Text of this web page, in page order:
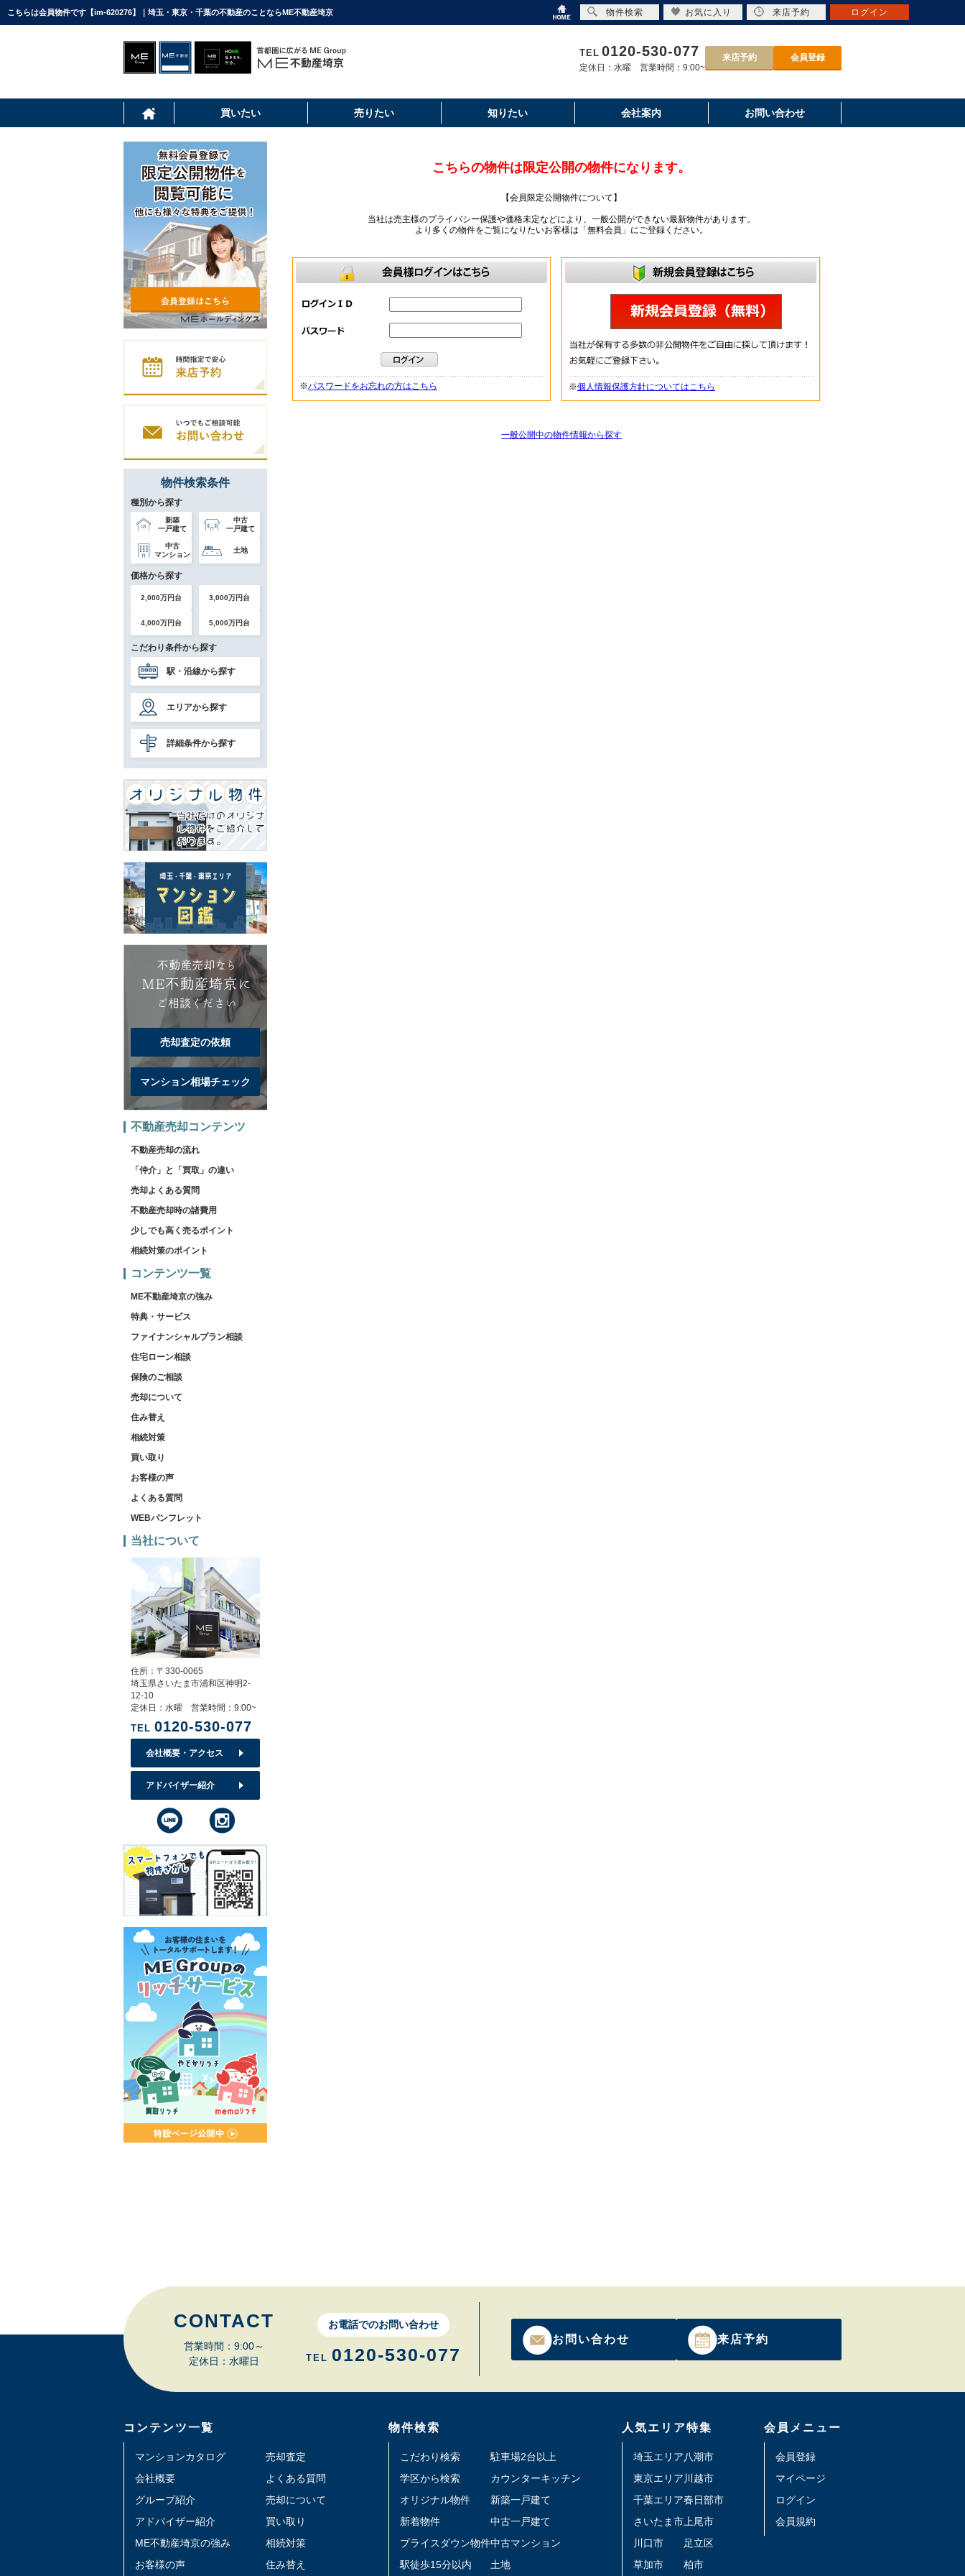
こちらは会員物件です【im-620276】｜埼玉・東京・千葉の不動産のことならME不動産埼京
TEL 0120-530-077
定休日：水曜 営業時間：9:00~
来店予約 会員登録
買いたい 売りたい 知りたい 会社案内 お問い合わせ
こちらの物件は限定公開の物件になります。
【会員限定公開物件について】
当社は売主様のプライバシー保護や価格未定などにより、一般公開ができない最新物件があります。
より多くの物件をご覧になりたいお客様は「無料会員」にご登録ください。
※パスワードをお忘れの方はこちら ※個人情報保護方針についてはこちら
一般公開中の物件情報から探す
物件検索条件
種別から探す
新築
一戸建て
中古
一戸建て
中古
マンション
土地
価格から探す
2,000万円台 3,000万円台
4,000万円台 5,000万円台
こだわり条件から探す
駅・沿線から探す
エリアから探す
詳細条件から探す
売却査定の依頼
マンション相場チェック
不動産売却コンテンツ
不動産売却の流れ
「仲介」と「買取」の違い
売却よくある質問
不動産売却時の諸費用
少しでも高く売るポイント
相続対策のポイント
コンテンツ一覧
ME不動産埼京の強み
特典・サービス
ファイナンシャルプラン相談
住宅ローン相談
保険のご相談
売却について
住み替え
相続対策
買い取り
お客様の声
よくある質問
WEBパンフレット
当社について
住所：〒330-0065
埼玉県さいたま市浦和区神明2-
12-10
定休日：水曜 営業時間：9:00~
TEL 0120-530-077
会社概要・アクセス
アドバイザー紹介
CONTACT
営業時間：9:00～
定休日：水曜日
お電話でのお問い合わせ
TEL 0120-530-077
お問い合わせ 来店予約
コンテンツ一覧
マンションカタログ
会社概要
グループ紹介
アドバイザー紹介
ME不動産埼京の強み
お客様の声
売却査定
よくある質問
売却について
買い取り
相続対策
住み替え
物件検索
こだわり検索
学区から検索
オリジナル物件
新着物件
プライスダウン物件
駅徒歩15分以内
駐車場2台以上
カウンターキッチン
新築一戸建て
中古一戸建て
中古マンション
土地
人気エリア特集
埼玉エリア
東京エリア
千葉エリア
さいたま市
川口市
草加市
八潮市
川越市
春日部市
上尾市
足立区
柏市
会員メニュー
会員登録
マイページ
ログイン
会員規約
物件検索 お気に入り 来店予約 ログイン